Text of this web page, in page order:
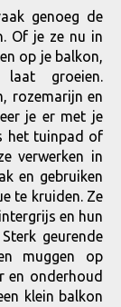
genoeg de
Of je ze nu in
op je balkon,
groeien.
rozemarijn en
je er met je
het tuinpad of
verwerken in
en gebruiken
te kruiden. Ze
en hun
geurende
muggen op
en onderhoud
klein balkon